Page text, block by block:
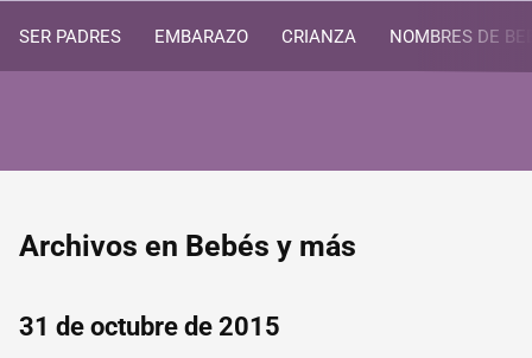
SER PADRES EMBARAZO CRIANZA NOMBRES DE
Archivos en Bebés y más
31 de octubre de 2015